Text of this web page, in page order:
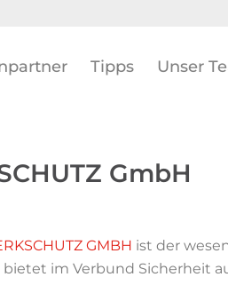
Tipps Unser
GmbH
GMBH ist der
im Verbund Sicherheit